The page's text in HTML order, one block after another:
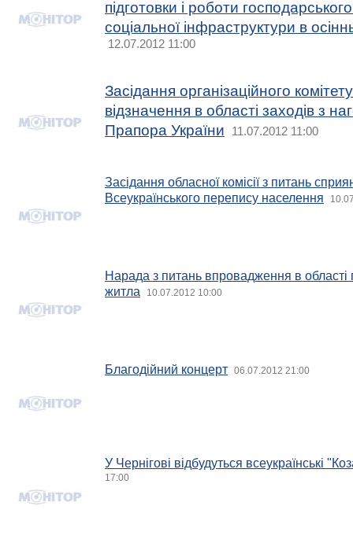
підготовки і роботи
соціальної інфраструктури в
12.07.2012 11:00
Засідання організаційного
відзначення в області заходів з
Прапора України
11.07.2012 11:00
Засідання обласної комісії з питань
Всеукраїнського перепису населення
Нарада з питань впровадження в області
житла
10.07.2012 10:00
Благодійний концерт 06.07.2012 21:00
У Чернігові відбудуться всеукраїнські
17:00